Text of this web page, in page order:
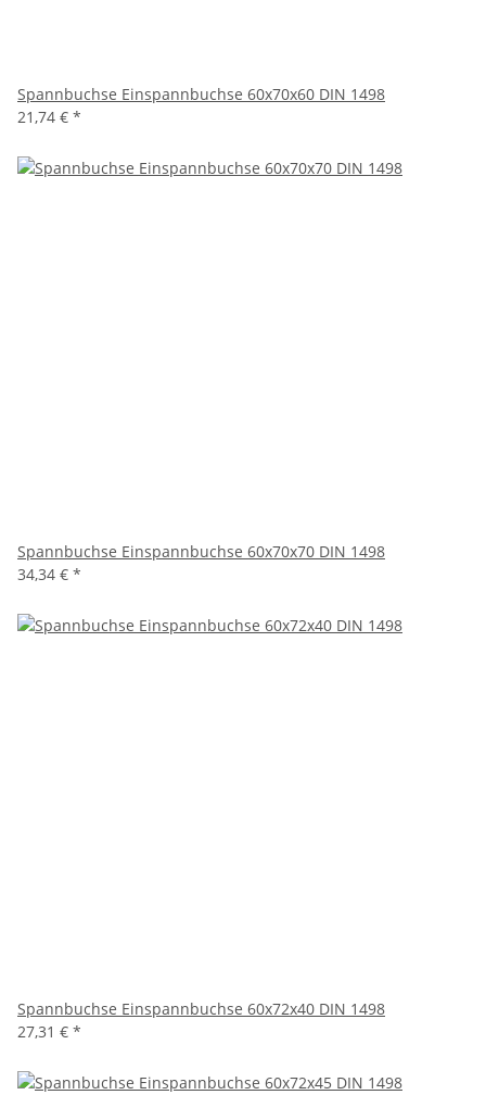
Spannbuchse Einspannbuchse 60x70x60 DIN 1498
21,74 € *
Spannbuchse Einspannbuchse 60x70x70 DIN 1498
34,34 € *
Spannbuchse Einspannbuchse 60x72x40 DIN 1498
27,31 € *